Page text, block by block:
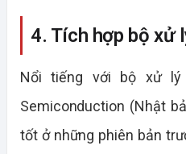
4. Tích hợp bộ xử
Nổi tiếng với bộ xử lý
Semiconduction (Nhật
tốt ở những phiên bản